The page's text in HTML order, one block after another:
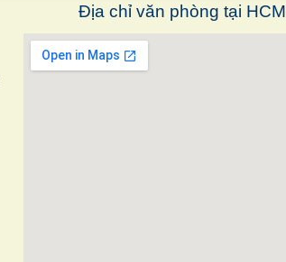
Địa chỉ văn phòng tại HCM